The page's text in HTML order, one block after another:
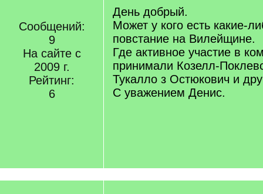
Сообщений:
9
На сайте с
2009 г.
Рейтинг:
6
День добрый.
Может у кого есть какие-
повстание на Вилейщине.
Где активное участие в
принимали Козелл-
Тукалло з Остюкович и
С уважением Денис.